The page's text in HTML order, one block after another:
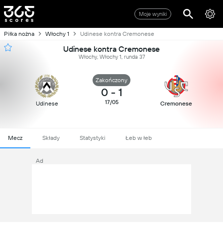
Moje wyniki
Piłka nożna Włochy 1 Udinese kontra Cremonese
Udinese kontra Cremonese
Włochy, Włochy 1, runda 37
Udinese
Zakończony
0 - 1
17/05 Cremonese
Mecz Składy Statystyki Łeb w łeb
Ad